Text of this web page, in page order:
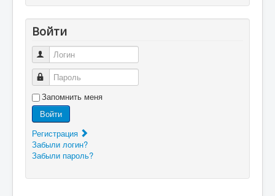
Войти
Логин
Пароль
Запомнить меня
Войти
Регистрация
Забыли логин?
Забыли пароль?